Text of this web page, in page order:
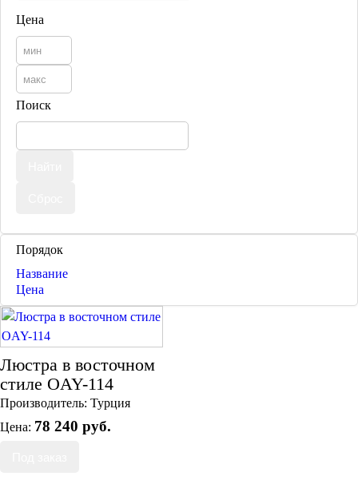
Марокканские лампы
Лампы со стеклом
Торшеры
Марокканские
Торшеры Марокко
Торшеры со стеклом
Светильники в хамам
Светильники потолочные
Светильники для кафе и ресторанов
Светильники дизайнерские
Светильники Лофт
Светильники с цепочками
Люстры для мечети
Фонари
Цена
Поиск
Порядок
Название
Цена
Люстра в восточном
стиле OAY-114
Производитель: Турция
Цена: 78 240 руб.